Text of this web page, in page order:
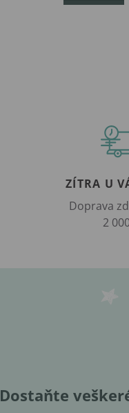
ZÍTRA U
Doprava
2
Dostaňte